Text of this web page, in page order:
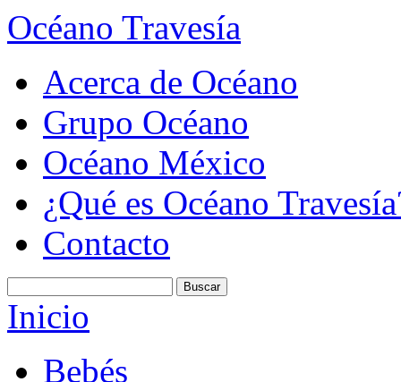
Océano Travesía
Acerca de Océano
Grupo Océano
Océano México
¿Qué es Océano
Contacto
Inicio
Bebés